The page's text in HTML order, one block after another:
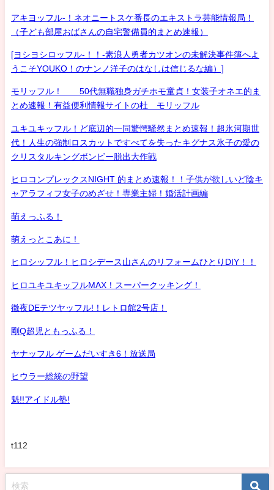
アキヨッフル-！ネオニートスケ番長のエキストラ芸能情報局！
（子ども部屋おばさんの自宅警備員的まとめ速報）
[ヨシヨシロッフル-！！-素浪人勇者カツオンの未解決事件簿へよ
うこそYOUKO！のナンノ洋子のはなしは信じるな編）]
モリッフル！ 50代無職独身ガチホモ童貞！女装子オネエ的ま
とめ速報！有益便利情報サイトの杜 モリッフル
ユキユキッフル！ど底辺的一同驚愕騒然まとめ速報！超氷河期世
代！人生の強制ロスカットですべてを失ったキグナス氷子の愛の
クリスタルキングボンビー脱出大作戦
ヒロコンプレックスNIGHT 的まとめ速報！！子供が欲しいど陰キ
ャアラフィフ女子のめざせ！専業主婦！婚活計画編
萌えっふる！
萌えっとこあに！
ヒロシッフル！ヒロシデース山さんのリフォームひとりDIY！！
ヒロユキユキッフルMAX！スーパークッキング！
徹夜DEテツヤッフル!！レトロ館2号店！
剛Q超児ともっふる！
ヤナッフル ゲームだいすき6！放送局
ヒウラー総統の野望
魁!!アイドル塾!
t112